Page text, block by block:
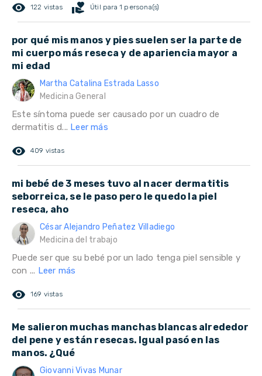
remove_red_eye 122 vistas volunteer_activism Útil para 1 persona(s)
por qué mis manos y pies suelen ser la parte de
mi cuerpo más reseca y de apariencia mayor a
mi edad
Martha Catalina Estrada Lasso
Medicina General
Este síntoma puede ser causado por un cuadro de
dermatitis d... Leer más
remove_red_eye 409 vistas
mi bebé de 3 meses tuvo al nacer dermatitis
seborreica, se le paso pero le quedo la piel
reseca, aho
César Alejandro Peñatez Villadiego
Medicina del trabajo
Puede ser que su bebé por un lado tenga piel sensible y
con ... Leer más
remove_red_eye 169 vistas
Me salieron muchas manchas blancas alrededor
del pene y están resecas. Igual pasó en las
manos. ¿Qué
Giovanni Vivas Munar